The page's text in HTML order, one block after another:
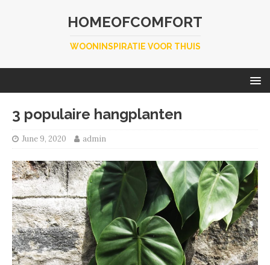
HOMEOFCOMFORT
WOONINSPIRATIE VOOR THUIS
3 populaire hangplanten
June 9, 2020 admin